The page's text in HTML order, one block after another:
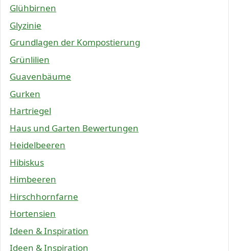
Glühbirnen
Glyzinie
Grundlagen der Kompostierung
Grünlilien
Guavenbäume
Gurken
Hartriegel
Haus und Garten Bewertungen
Heidelbeeren
Hibiskus
Himbeeren
Hirschhornfarne
Hortensien
Ideen & Inspiration
Ideen & Inspiration